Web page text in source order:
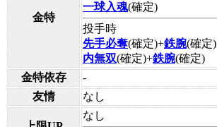
金特
一球入魂(確定)
投手時
先手必奪(確定)+鉄腕(確定)
内無双(確定)+鉄腕(確定)
金特依存
-
友情
なし
なし